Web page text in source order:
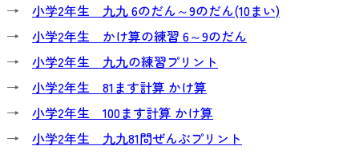
→ 小学2年生 九九 6のだん～9のだん(10まい)
→ 小学2年生 かけ算の練習 6～9のだん
→ 小学2年生 九九の練習プリント
→ 小学2年生 81ます計算 かけ算
→ 小学2年生 100ます計算 かけ算
→ 小学2年生 九九81問ぜんぶプリント